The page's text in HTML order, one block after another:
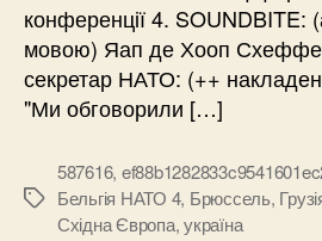
конференції 4. SOUNDBITE:
мовою) Яап де Хооп
секретар НАТО: (++
"Ми обговорили […]
Позначки
587616,
Бельгія НАТО 4, Брюссель,
Східна Європа,україна